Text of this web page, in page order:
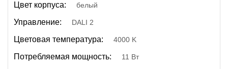
Цвет корпуса: белый
Управление: DALI 2
Цветовая температура: 4000 K
Потребляемая мощность: 11 Вт